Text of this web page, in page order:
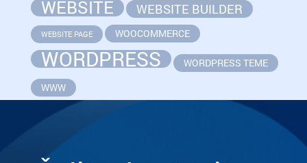
WEBSITE WEBSITE BUILDER
WEBSITE PAGE WOOCOMMERCE
WORDPRESS
WORDPRESS TEME
WWW